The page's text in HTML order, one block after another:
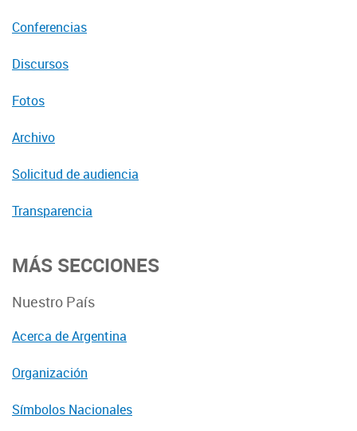
Conferencias
Discursos
Fotos
Archivo
Solicitud de audiencia
Transparencia
MÁS SECCIONES
Nuestro País
Acerca de Argentina
Organización
Símbolos Nacionales